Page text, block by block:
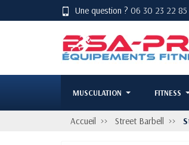
Une question ? 06 30 23 22 85
MUSCULATION FITNESS
Accueil Street Barbell